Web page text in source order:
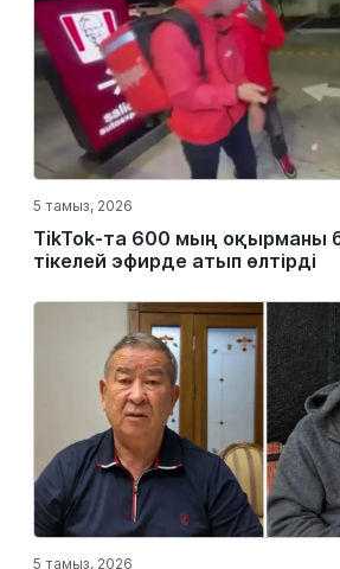
5 тамыз, 2026
TikTok-та 600 мың оқырманы
тікелей эфирде атып өлтірді
5 тамыз, 2026